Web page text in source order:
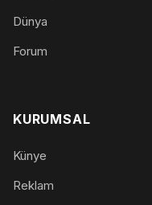
Dünya
Forum
KURUMSAL
Künye
Reklam